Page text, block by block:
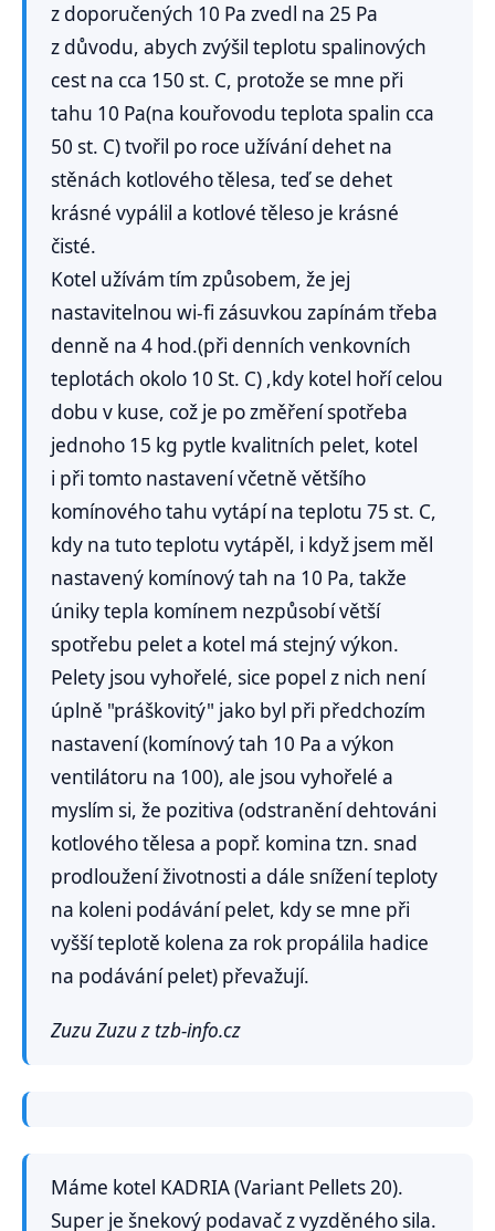
z doporučených 10 Pa zvedl na 25 Pa
z důvodu, abych zvýšil teplotu spalinových
cest na cca 150 st. C, protože se mne při
tahu 10 Pa(na kouřovodu teplota spalin cca
50 st. C) tvořil po roce užívání dehet na
stěnách kotlového tělesa, teď se dehet
krásné vypálil a kotlové těleso je krásné
čisté.
Kotel užívám tím způsobem, že jej
nastavitelnou wi-fi zásuvkou zapínám třeba
denně na 4 hod.(při denních venkovních
teplotách okolo 10 St. C) ,kdy kotel hoří celou
dobu v kuse, což je po změření spotřeba
jednoho 15 kg pytle kvalitních pelet, kotel
i při tomto nastavení včetně většího
komínového tahu vytápí na teplotu 75 st. C,
kdy na tuto teplotu vytápěl, i když jsem měl
nastavený komínový tah na 10 Pa, takže
úniky tepla komínem nezpůsobí větší
spotřebu pelet a kotel má stejný výkon.
Pelety jsou vyhořelé, sice popel z nich není
úplně "práškovitý" jako byl při předchozím
nastavení (komínový tah 10 Pa a výkon
ventilátoru na 100), ale jsou vyhořelé a
myslím si, že pozitiva (odstranění dehtováni
kotlového tělesa a popř. komina tzn. snad
prodloužení životnosti a dále snížení teploty
na koleni podávání pelet, kdy se mne při
vyšší teplotě kolena za rok propálila hadice
na podávání pelet) převažují.
Zuzu Zuzu z tzb-info.cz
Máme kotel KADRIA (Variant Pellets 20).
Super je šnekový podavač z vyzděného sila.